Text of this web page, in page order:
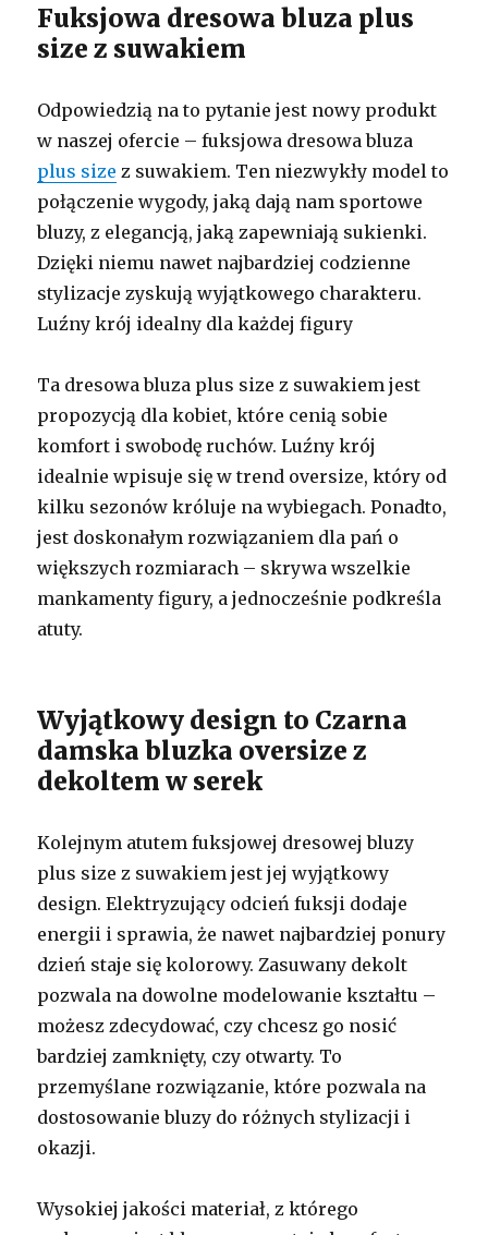
Fuksjowa dresowa bluza plus
size z suwakiem
Odpowiedzią na to pytanie jest nowy produkt
w naszej ofercie – fuksjowa dresowa bluza
plus size z suwakiem. Ten niezwykły model to
połączenie wygody, jaką dają nam sportowe
bluzy, z elegancją, jaką zapewniają sukienki.
Dzięki niemu nawet najbardziej codzienne
stylizacje zyskują wyjątkowego charakteru.
Luźny krój idealny dla każdej figury
Ta dresowa bluza plus size z suwakiem jest
propozycją dla kobiet, które cenią sobie
komfort i swobodę ruchów. Luźny krój
idealnie wpisuje się w trend oversize, który od
kilku sezonów króluje na wybiegach. Ponadto,
jest doskonałym rozwiązaniem dla pań o
większych rozmiarach – skrywa wszelkie
mankamenty figury, a jednocześnie podkreśla
atuty.
Wyjątkowy design to Czarna
damska bluzka oversize z
dekoltem w serek
Kolejnym atutem fuksjowej dresowej bluzy
plus size z suwakiem jest jej wyjątkowy
design. Elektryzujący odcień fuksji dodaje
energii i sprawia, że nawet najbardziej ponury
dzień staje się kolorowy. Zasuwany dekolt
pozwala na dowolne modelowanie kształtu –
możesz zdecydować, czy chcesz go nosić
bardziej zamknięty, czy otwarty. To
przemyślane rozwiązanie, które pozwala na
dostosowanie bluzy do różnych stylizacji i
okazji.
Wysokiej jakości materiał, z którego